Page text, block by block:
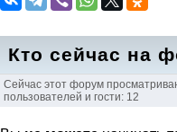
Кто сейчас на
Сейчас этот форум
пользователей и гости: 12